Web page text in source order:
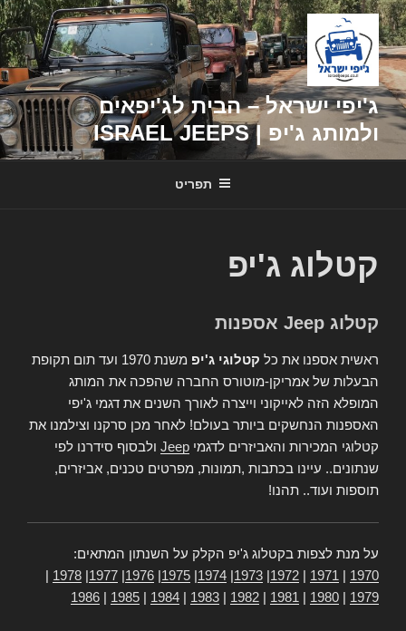
דילוג
לתוכן
ג'יפי ישראל – הבית לג'יפאים
ולמותג ג'יפ | ISRAEL JEEPS
תפריט
קטלוג ג'יפ
קטלוג Jeep אספנות
ראשית אספנו את כל קטלוגי ג'יפ
משנת 1970 ועד תום תקופת
הבעלות של אמריקן-מוטורס החברה שהפכה את המותג
המופלא הזה לאייקוני וייצרה לאורך השנים את דגמי ג'יפי
האספנות הנחשקים ביותר בעולם! לאחר מכן סרקנו וצילמנו את
קטלוגי המכירות והאביזרים לדגמי Jeep ולבסוף סידרנו לפי
שנתונים.. עיינו בכתבות ,תמונות, מפרטים טכנים, אביזרים,
תוספות ועוד.. תהנו!
על מנת לצפות בקטלוג ג'יפ הקלק על השנתון המתאים:
1970
1971
1972
1973
1974
1975
1976
1977
1978
1979
1980
1981
1982
1983
1984
1985
1986